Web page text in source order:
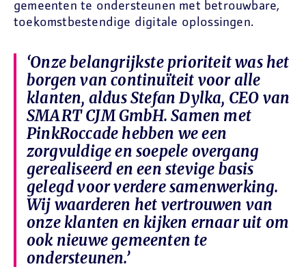
gemeenten te ondersteunen met betrouwbare,
toekomstbestendige digitale oplossingen.
‘Onze belangrijkste prioriteit was het
borgen van continuïteit voor alle
klanten, aldus Stefan Dylka, CEO van
SMART CJM GmbH. Samen met
PinkRoccade hebben we een
zorgvuldige en soepele overgang
gerealiseerd en een stevige basis
gelegd voor verdere samenwerking.
Wij waarderen het vertrouwen van
onze klanten en kijken ernaar uit om
ook nieuwe gemeenten te
ondersteunen.’